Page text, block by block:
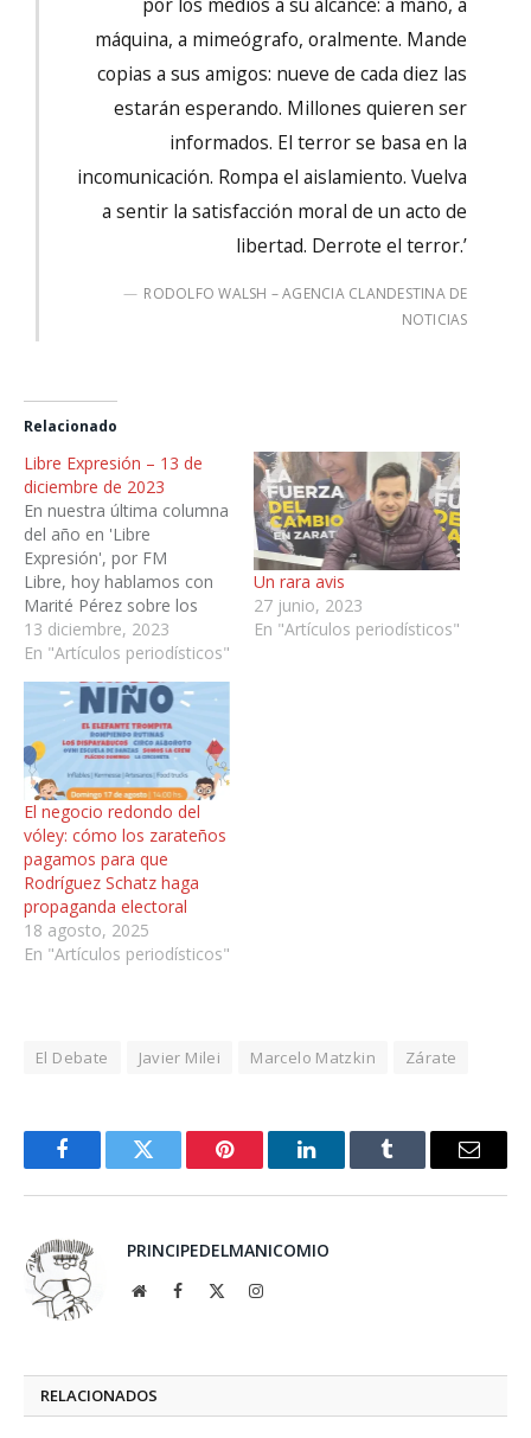
máquina, a mimeógrafo, oralmente. Mande
copias a sus amigos: nueve de cada diez las
estarán esperando. Millones quieren ser
informados. El terror se basa en la
incomunicación. Rompa el aislamiento. Vuelva
a sentir la satisfacción moral de un acto de
libertad. Derrote el terror.’
RODOLFO WALSH – AGENCIA CLANDESTINA DE
NOTICIAS
Relacionado
Libre Expresión – 13 de
diciembre de 2023
En nuestra última columna
del año en 'Libre
Expresión', por FM
Libre, hoy hablamos con
Marité Pérez sobre los
anuncios económicos del
Presidente Javier Milei y
las cuestionables
designaciones realizadas
por el Intendente Marcelo
Matzkin. Este es el audio
de la charla.
https://youtu.be/ZisVWajB
z-M ‘Reproduzca esta
información, hágala
circular por los medios…
13 diciembre, 2023
En "Artículos periodísticos"
Un rara avis
27 junio, 2023
En "Artículos periodísticos"
El negocio redondo del
vóley: cómo los zarateños
pagamos para que
Rodríguez Schatz haga
propaganda electoral
18 agosto, 2025
En "Artículos periodísticos"
El Debate Javier Milei Marcelo Matzkin Zárate
FacebookTwitter Pinterest LinkedInTumblr Email
PRINCIPEDELMANICOMIO
WebsiteFacebook Instagram
RELACIONADOS